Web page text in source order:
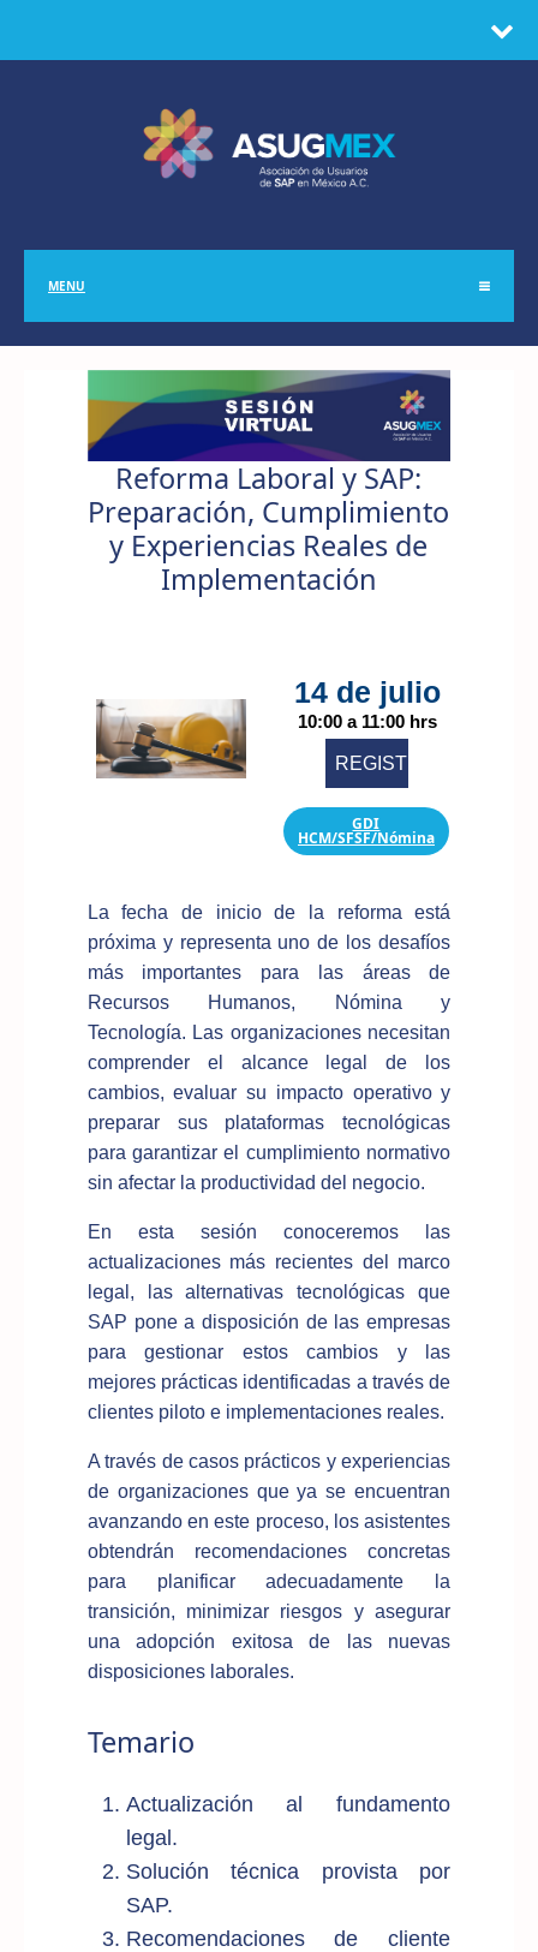
MENU
Reforma Laboral y SAP:
Preparación, Cumplimiento
y Experiencias Reales de
Implementación
14 de julio
10:00 a 11:00 hrs
REGISTRARME
GDI
HCM/SFSF/Nómina
La fecha de inicio de la reforma está
próxima y representa uno de los desafíos
más importantes para las áreas de
Recursos Humanos, Nómina y
Tecnología. Las organizaciones necesitan
comprender el alcance legal de los
cambios, evaluar su impacto operativo y
preparar sus plataformas tecnológicas
para garantizar el cumplimiento normativo
sin afectar la productividad del negocio.
En esta sesión conoceremos las
actualizaciones más recientes del marco
legal, las alternativas tecnológicas que
SAP pone a disposición de las empresas
para gestionar estos cambios y las
mejores prácticas identificadas a través de
clientes piloto e implementaciones reales.
A través de casos prácticos y experiencias
de organizaciones que ya se encuentran
avanzando en este proceso, los asistentes
obtendrán recomendaciones concretas
para planificar adecuadamente la
transición, minimizar riesgos y asegurar
una adopción exitosa de las nuevas
disposiciones laborales.
Temario
Actualización al fundamento
legal.
Solución técnica provista por
SAP.
Recomendaciones de cliente